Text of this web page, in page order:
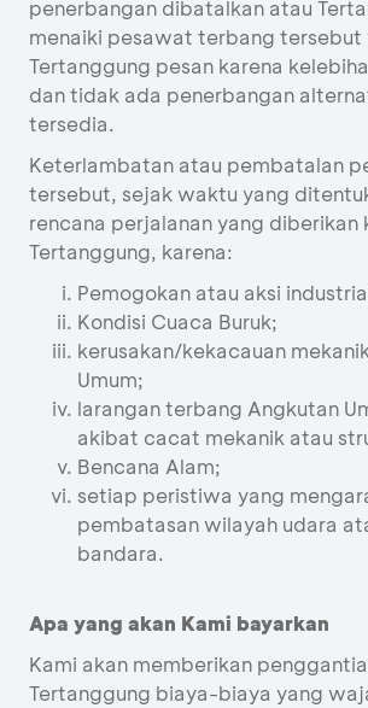
penerbangan dibatalkan atau
menaiki pesawat terbang tersebut
Tertanggung pesan karena
dan tidak ada penerbangan
tersedia.
Keterlambatan atau pembatalan
tersebut, sejak waktu yang
rencana perjalanan yang diberikan
Tertanggung, karena:
Pemogokan atau aksi
Kondisi Cuaca Buruk;
kerusakan/kekacauan
Umum;
larangan terbang Angkutan
akibat cacat mekanik atau
Bencana Alam;
setiap peristiwa yang
pembatasan wilayah udara
bandara.
Apa yang akan Kami bayarkan
Kami akan memberikan
Tertanggung biaya-biaya yang